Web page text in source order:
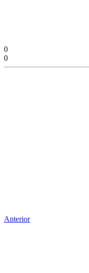
0
0
Anterior